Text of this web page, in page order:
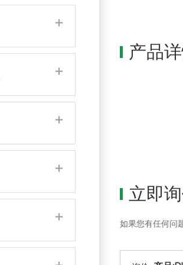
产品
立即
如果您有任何问